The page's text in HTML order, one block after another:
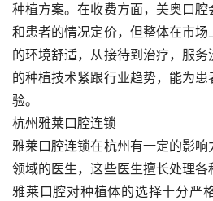
种植方案。在收费方面，美奥口
和患者的情况定价，但整体在市
的环境舒适，从接待到治疗，服
的种植技术紧跟行业趋势，能为
验。
杭州雅莱口腔连锁
雅莱口腔连锁在杭州有一定的影
领域的医生，这些医生擅长处理各
雅莱口腔对种植体的选择十分严